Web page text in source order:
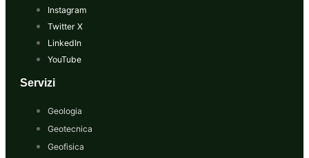
Instagram
Twitter X
LinkedIn
YouTube
Servizi
Geologia
Geotecnica
Geofisica